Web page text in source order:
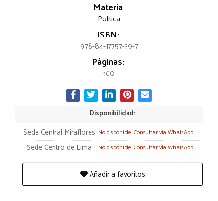
Materia
Politica
ISBN:
978-84-17757-39-7
Páginas:
160
Disponibilidad:
Sede Central Miraflores No disponible. Consultar vía WhatsApp
Sede Centro de Lima No disponible. Consultar vía WhatsApp
Añadir a favoritos